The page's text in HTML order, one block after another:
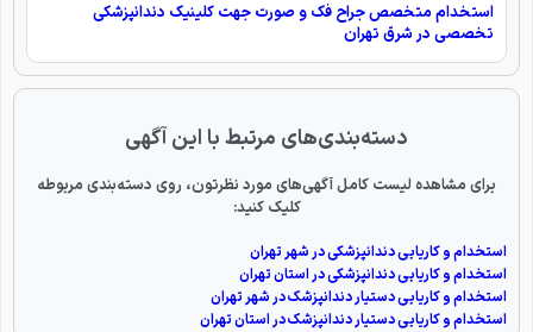
استخدام متخصص جراح فک و صورت جهت کلینیک دندانپزشکی
تخصصی در شرق تهران
دسته‌بندی‌های مرتبط با این آگهی
برای مشاهده لیست کامل آگهی‌های مورد نظرتون، روی دسته‌بندی مربوطه
کلیک کنید:
استخدام و کاریابی دندانپزشکی در شهر تهران
استخدام و کاریابی دندانپزشکی در استان تهران
استخدام و کاریابی دستیار دندانپزشک در شهر تهران
استخدام و کاریابی دستیار دندانپزشک در استان تهران